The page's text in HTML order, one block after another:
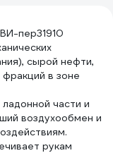
пер31910
сырой нефти,
в зоне
части и
воздухообмен и
рукам